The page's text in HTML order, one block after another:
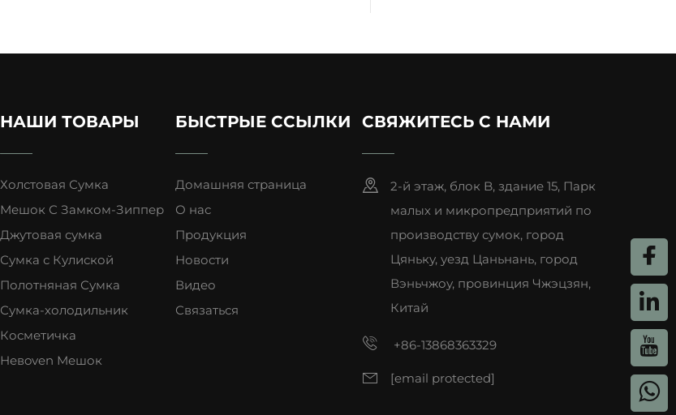
НАШИ ТОВАРЫ
Холстовая Сумка
Мешок С Замком-Зиппер
Джутовая сумка
Сумка с Кулиской
Полотняная Сумка
Сумка-холодильник
Косметичка
Невoven Мешок
БЫСТРЫЕ ССЫЛКИ
Домашняя страница
О нас
Продукция
Новости
Видео
Связаться
СВЯЖИТЕСЬ С НАМИ
2-й этаж, блок B, здание 15, Парк
малых и микропредприятий по
производству сумок, город
Цяньку, уезд Цаньнань, город
Вэньчжоу, провинция Чжэцзян,
Китай
+86-13868363329
[email protected]